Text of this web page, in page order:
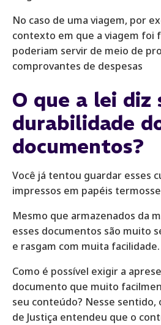
No caso de uma viagem, por
contexto em que a viagem foi
poderiam servir de meio de
comprovantes de despesas
O que a lei diz
durabilidade
documentos?
Você já tentou guardar esses
impressos em papéis
Mesmo que armazenados da
esses documentos são muito
e rasgam com muita facilidade.
Como é possível exigir a
documento que muito
seu conteúdo? Nesse sentido,
de Justiça entendeu que o